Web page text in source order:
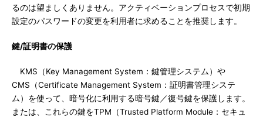
るのは望ましくありません。アクティベーションプロセスで初期
設定のパスワードの変更を利用者に求めることを推奨します。
鍵/証明書の保護
KMS（Key Management System：鍵管理システム）や
CMS（Certificate Management System：証明書管理システ
ム）を使って、暗号化に利用する暗号鍵／復号鍵を保護します。
または、これらの鍵をTPM（Trusted Platform Module：セキュ